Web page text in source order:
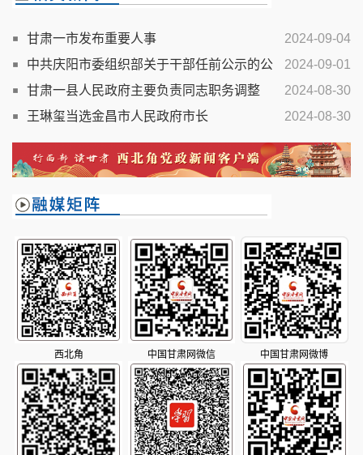
2024-09-04
甘肃一市发布重要人事
2024-09-01
中共庆阳市委组织部关于干部任前公示的公
告
2024-08-30
甘肃一县人民政府主要负责同志职务调整
2024-08-30
王琳玺当选金昌市人民政府市长
西北角 中国甘肃网微信 中国甘肃网微博